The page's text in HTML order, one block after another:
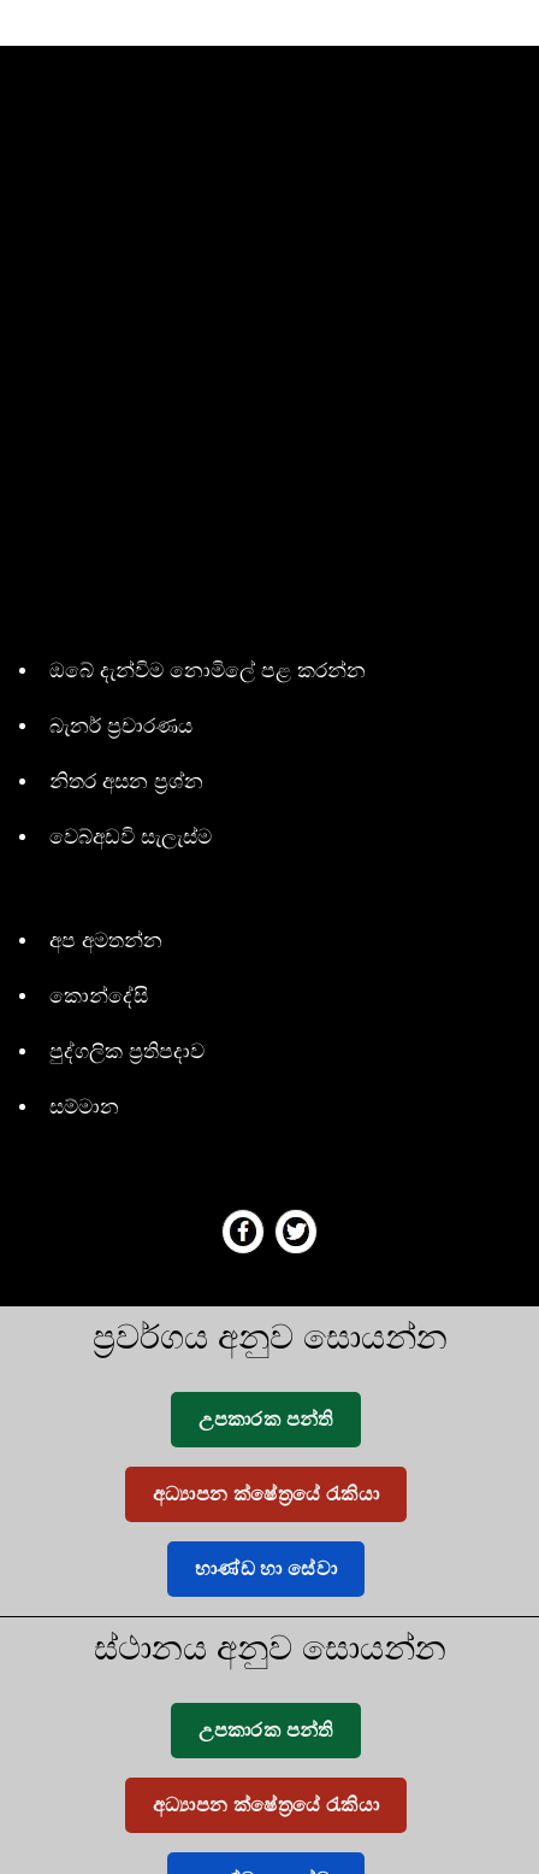
ඔබේ දැන්විම නොමිලේ පළ කරන්න
බැනර් ප්‍රචාරණය
නිතර අසන ප්‍රශ්න
වෙබ්අඩවි සැලැස්ම
අප අමතන්න
කොන්දේසි
පුද්ගලික ප්‍රතිපදාව
සම්මාන
ප්‍රවර්ගය අනුව සොයන්න
උපකාරක පන්ති
අධ්‍යාපන ක්ෂේත්‍රයේ රැකියා
භාණ්ඩ හා සේවා
ස්ථානය අනුව සොයන්න
උපකාරක පන්ති
අධ්‍යාපන ක්ෂේත්‍රයේ රැකියා